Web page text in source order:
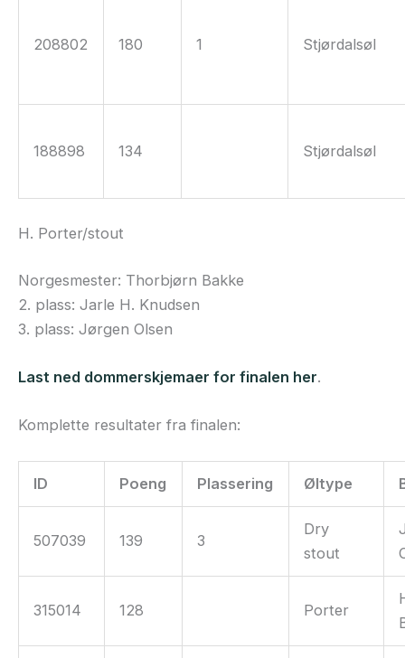
208802 180 1 Stjørdalsøl
188898 134 Stjørdalsøl
H. Porter/stout
Norgesmester: Thorbjørn Bakke
2. plass: Jarle H. Knudsen
3. plass: Jørgen Olsen
Last ned dommerskjemaer for finalen her.
Komplette resultater fra finalen:
ID Poeng Plassering Øltype
507039 139 3
Dry
stout
315014 128 Porter